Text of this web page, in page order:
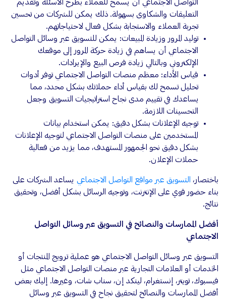
التواصل الاجتماعي أن يسمح للعملاء بطرح الأسئلة وتقديم
التعليقات والشكاوى بسهولة. ذلك يمكن للشركات من تحسين
تجربة العملاء والاستجابة بشكل فعال لاحتياجاتهم.
توليد المرور وزيادة المبيعات: يمكن للتسويق عبر وسائل التواصل
الاجتماعي أن يساهم في زيادة حركة المرور إلى موقعك
الإلكتروني وبالتالي زيادة فرص البيع والإيرادات.
قياس الأداء: معظم منصات التواصل الاجتماعي توفر أدوات
تحليل تسمح لك بقياس أداء حملاتك بشكل محدد، مما
يساعدك في تقييم مدى نجاح استراتيجيات التسويق وجعل
التحسينات اللازمة.
توجيه الإعلانات بشكل دقيق: يمكن استخدام بيانات
المستخدمين على منصات التواصل الاجتماعي لتوجيه الإعلانات
بشكل دقيق نحو الجمهور المستهدف، مما يزيد من فعالية
حملات الإعلان.
باختصار، التسويق عبر مواقع التواصل الاجتماعي يساعد الشركات على
بناء حضور قوي على الإنترنت، وتوجيه الرسائل بشكل أفضل، وتحقيق
نتائج.
أفضل الممارسات والنصائح في التسويق عبر وسائل التواصل
الاجتماعي
التسويق عبر وسائل التواصل الاجتماعي هو عملية ترويج المنتجات أو
الخدمات أو العلامات التجارية عبر منصات التواصل الاجتماعي مثل
فيسبوك، تويتر، إنستغرام، لينكد إن، سناب شات، وغيرها. إليك بعض
أفضل الممارسات والنصائح لتحقيق نجاح في التسويق عبر وسائل